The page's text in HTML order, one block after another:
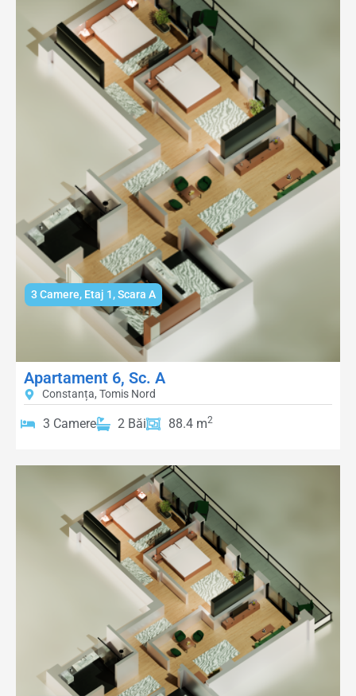
3 Camere, Etaj 1,Scara A
Apartament 6, Sc. A
Constanța, Tomis Nord
3 Camere 2 Băi 88.4 m2